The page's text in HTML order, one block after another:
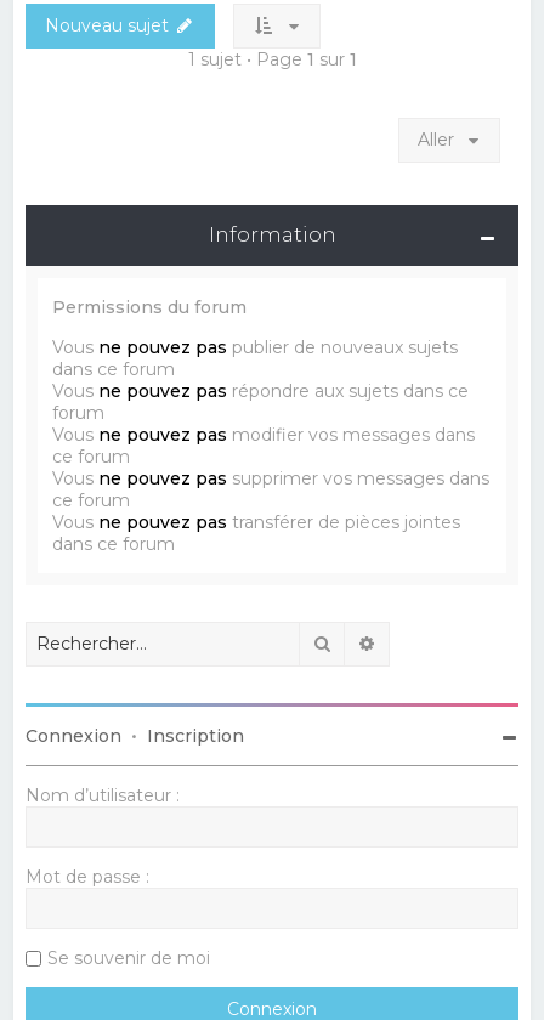
Nouveau sujet
1 sujet • Page 1 sur 1
Aller
Information
Permissions du forum
Vous ne pouvez pas publier de nouveaux sujets
dans ce forum
Vous ne pouvez pas répondre aux sujets dans ce
forum
Vous ne pouvez pas modifier vos messages dans
ce forum
Vous ne pouvez pas supprimer vos messages dans
ce forum
Vous ne pouvez pas transférer de pièces jointes
dans ce forum
Rechercher
Connexion • Inscription
Nom d’utilisateur :
Mot de passe :
Se souvenir de moi